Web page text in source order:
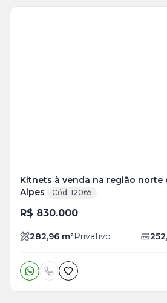
Kitnets à venda na região norte
Alpes
Cód. 12065
R$ 830.000
282,96 m²Privativo